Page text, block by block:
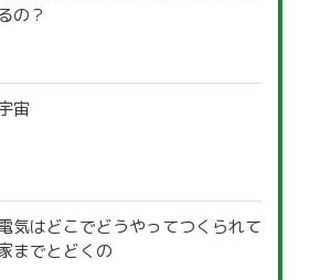
るの？
宙
気はどこでどうやってつくられて
までとどくの